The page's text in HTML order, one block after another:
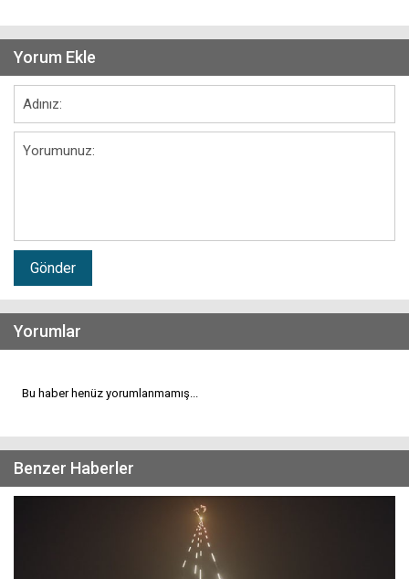
Yorum Ekle
Gönder
Yorumlar
Bu haber henüz yorumlanmamış...
Benzer Haberler